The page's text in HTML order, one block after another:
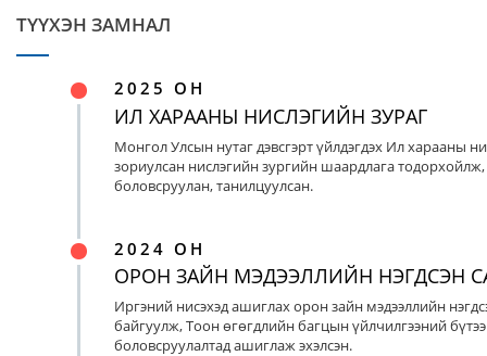
ТҮҮХЭН ЗАМНАЛ
2025 ОН
ИЛ ХАРААНЫ НИСЛЭГИЙН ЗУРАГ
Монгол Улсын нутаг дэвсгэрт үйлдэгдэх Ил харааны
зориулсан нислэгийн зургийн шаардлага тодорхойлж,
боловсруулан, танилцуулсан.
2024 ОН
ОРОН ЗАЙН МЭДЭЭЛЛИЙН НЭГДСЭН
Иргэний нисэхэд ашиглах орон зайн мэдээллийн
байгуулж, Тоон өгөгдлийн багцын үйлчилгээний
боловсруулалтад ашиглаж эхэлсэн.